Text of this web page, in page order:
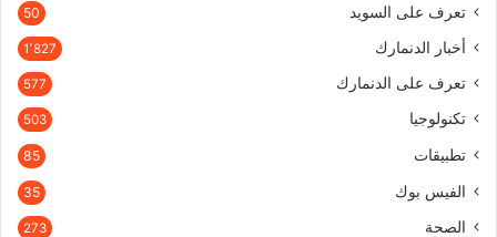
تعرف على السويد 50
أخبار الدنمارك 1٬827
تعرف على الدنمارك 577
تكنولوجيا 503
تطبيقات 85
الفيس بوك 35
الصحة 273